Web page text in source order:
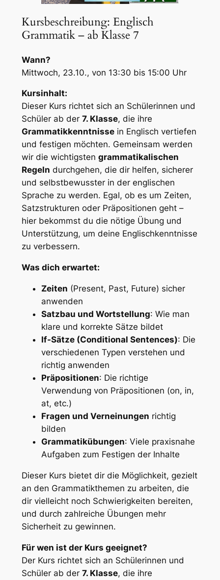
Kursbeschreibung: Englisch
Grammatik – ab Klasse 7
Wann?
Mittwoch, 23.10., von 13:30 bis 15:00 Uhr
Kursinhalt:
Dieser Kurs richtet sich an Schülerinnen und
Schüler ab der 7. Klasse, die ihre
Grammatikkenntnissein Englisch vertiefen
und festigen möchten. Gemeinsam werden
wir die wichtigsten grammatikalischen
Regeln durchgehen, die dir helfen, sicherer
und selbstbewusster in der englischen
Sprache zu werden. Egal, ob es um Zeiten,
Satzstrukturen oder Präpositionen geht –
hier bekommst du die nötige Übung und
Unterstützung, um deine Englischkenntnisse
zu verbessern.
Was dich erwartet:
Zeiten (Present, Past, Future) sicher
anwenden
Satzbau und Wortstellung: Wie man
klare und korrekte Sätze bildet
If-Sätze (Conditional Sentences): Die
verschiedenen Typen verstehen und
richtig anwenden
Präpositionen: Die richtige
Verwendung von Präpositionen (on, in,
at, etc.)
Fragen und Verneinungen richtig
bilden
Grammatikübungen: Viele praxisnahe
Aufgaben zum Festigen der Inhalte
Dieser Kurs bietet dir die Möglichkeit, gezielt
an den Grammatikthemen zu arbeiten, die
dir vielleicht noch Schwierigkeiten bereiten,
und durch zahlreiche Übungen mehr
Sicherheit zu gewinnen.
Für wen ist der Kurs geeignet?
Der Kurs richtet sich an Schülerinnen und
Schüler ab der 7. Klasse, die ihre